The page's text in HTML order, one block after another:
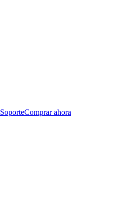
SoporteComprar ahora